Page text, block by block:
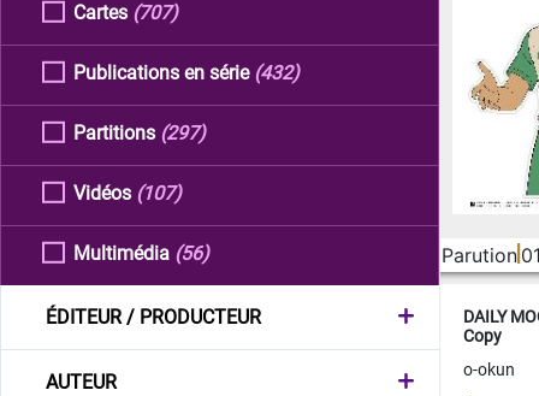
Cartes (707)
Publications en série (432)
Partitions (297)
Vidéos (107)
Multimédia (56)
ÉDITEUR / PRODUCTEUR
AUTEUR
Parution
DAILY
Copy
o-okun